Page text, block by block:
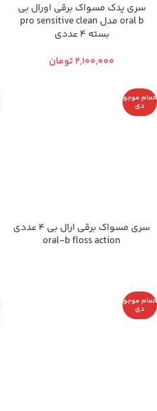
سری یدک مسواک برقی اورال بی
oral b مدل pro sensitive clean
بسته 4 عددی
تومان
اتمام موجو
دی
سری مسواک برقی ارال بی 4 عددی
oral-b floss action
اتمام موجو
دی